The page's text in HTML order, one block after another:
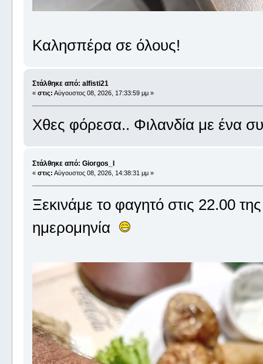
Καλησπέρα σε όλους!
Στάλθηκε από: alfisti21
« στις: Αύγουστος 08, 2026, 17:33:59 μμ »
Χθες φόρεσα.. Φιλανδία με ένα
Στάλθηκε από: Giorgos_I
« στις: Αύγουστος 08, 2026, 14:38:31 μμ »
Ξεκινάμε το φαγητό στις 22.00
ημερομηνία